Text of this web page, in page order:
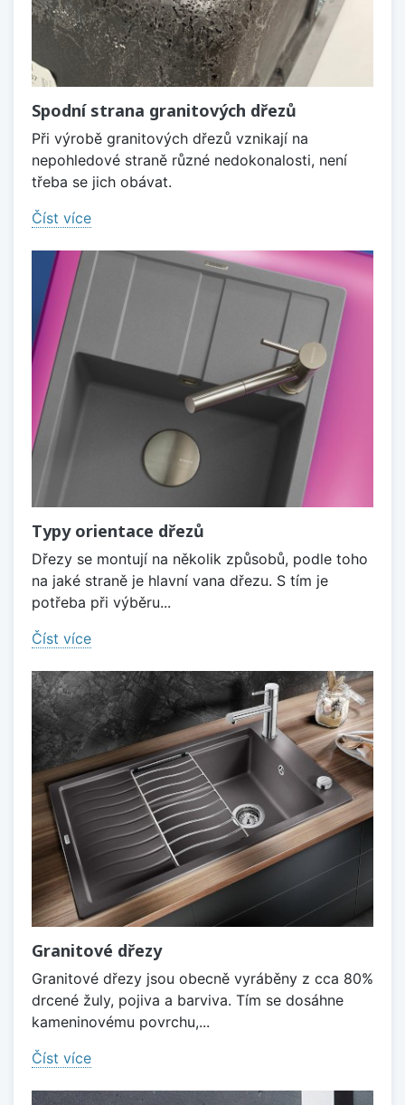
Spodní strana granitových dřezů
Při výrobě granitových dřezů vznikají na
nepohledové straně různé nedokonalosti, není
třeba se jich obávat.
Číst více
Typy orientace dřezů
Dřezy se montují na několik způsobů, podle toho
na jaké straně je hlavní vana dřezu. S tím je
potřeba při výběru...
Číst více
Granitové dřezy
Granitové dřezy jsou obecně vyráběny z cca 80%
drcené žuly, pojiva a barviva. Tím se dosáhne
kameninovému povrchu,...
Číst více